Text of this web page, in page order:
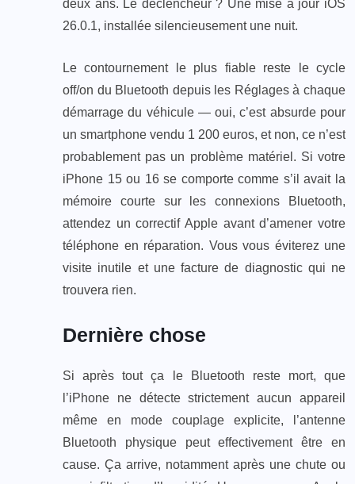
deux ans. Le déclencheur ? Une mise à jour iOS
26.0.1, installée silencieusement une nuit.
Le contournement le plus fiable reste le cycle
off/on du Bluetooth depuis les Réglages à chaque
démarrage du véhicule — oui, c’est absurde pour
un smartphone vendu 1 200 euros, et non, ce n’est
probablement pas un problème matériel. Si votre
iPhone 15 ou 16 se comporte comme s’il avait la
mémoire courte sur les connexions Bluetooth,
attendez un correctif Apple avant d’amener votre
téléphone en réparation. Vous vous éviterez une
visite inutile et une facture de diagnostic qui ne
trouvera rien.
Dernière chose
Si après tout ça le Bluetooth reste mort, que
l’iPhone ne détecte strictement aucun appareil
même en mode couplage explicite, l’antenne
Bluetooth physique peut effectivement être en
cause. Ça arrive, notamment après une chute ou